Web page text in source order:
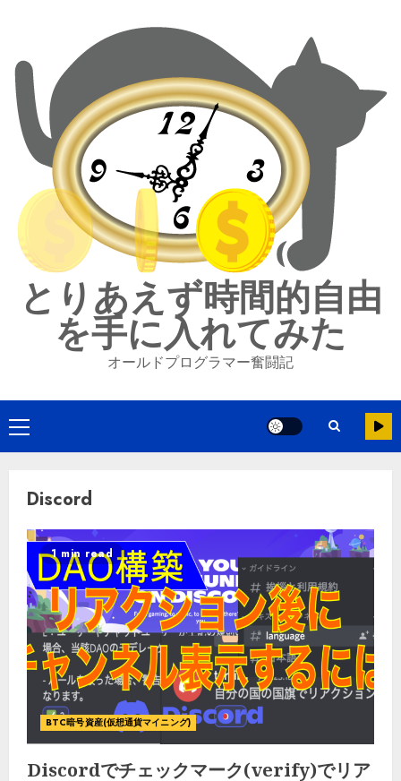
とりあえず時間的自由
を手に入れてみた
オールドプログラマー奮闘記
Discord
1 min read
BTC暗号資産(仮想通貨マイニング)
Discordでチェックマーク(verify)でリア